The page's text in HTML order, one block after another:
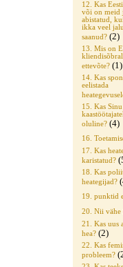
12. Kas
või on meid
abistatud,
ikka veel
saanud? (2)
13. Mis on
ettevõte? (1)
14. Kas
eelistada
15. Kas Sinu
oluline? (4)
16.
17. Kas
karistatud?
18. Kas
heategijad?
19. punktid
20. Nii vähe
21. Kas uus
hea? (2)
22. Kas
probleem?